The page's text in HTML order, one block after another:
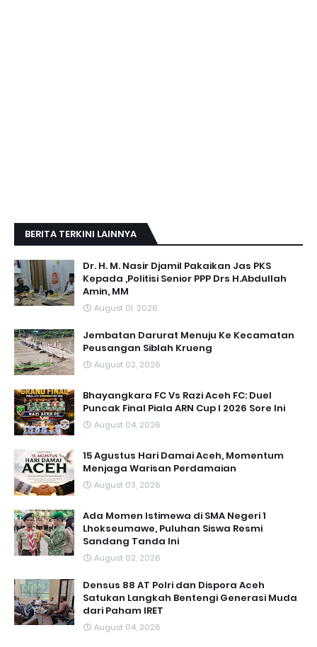
BERITA TERKINI LAINNYA
Dr. H. M. Nasir Djamil Pakaikan Jas PKS
Kepada ,Politisi Senior PPP Drs H.Abdullah
Amin, MM
August 01, 2026
Jembatan Darurat Menuju Ke Kecamatan
Peusangan Siblah Krueng
August 02, 2026
Bhayangkara FC Vs Razi Aceh FC: Duel
Puncak Final Piala ARN Cup I 2026 Sore Ini
August 04, 2026
15 Agustus Hari Damai Aceh, Momentum
Menjaga Warisan Perdamaian
August 03, 2026
Ada Momen Istimewa di SMA Negeri 1
Lhokseumawe, Puluhan Siswa Resmi
Sandang Tanda Ini
August 02, 2026
Densus 88 AT Polri dan Dispora Aceh
Satukan Langkah Bentengi Generasi Muda
dari Paham IRET
August 04, 2026